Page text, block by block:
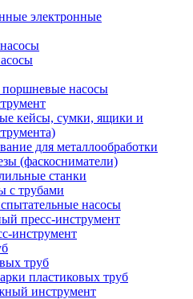
электронные
насосы
кейсы, сумки, ящики и
для металлообработки
(фаскосниматели)
станки
с трубами
насосы
пресс-инструмент
инструмент
труб
пластиковых труб
инструмент